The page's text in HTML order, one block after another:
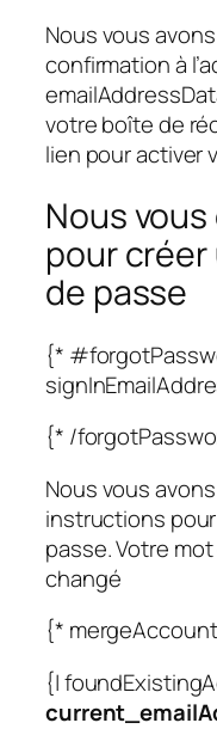
Nous vous
confirmation à
votre boîte de
lien pour activer
Nous
pour
de passe
{*
{* /
Nous vous
instructions
passe. Votre
changé
{*
{|